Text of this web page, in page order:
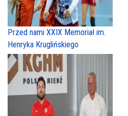
Przed nami XXIX Memoriał im.
Henryka Kruglińskiego